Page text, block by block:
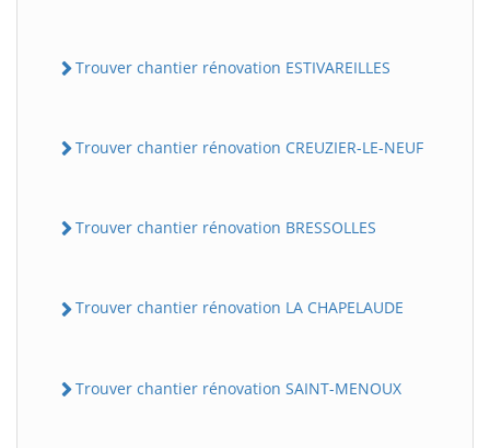
Trouver chantier rénovation ESTIVAREILLES
Trouver chantier rénovation CREUZIER-LE-NEUF
Trouver chantier rénovation BRESSOLLES
Trouver chantier rénovation LA CHAPELAUDE
Trouver chantier rénovation SAINT-MENOUX